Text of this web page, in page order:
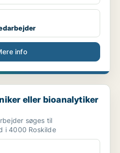
info
– bliv ...
eller bioanalytiker
søges til
i 4000 Roskilde